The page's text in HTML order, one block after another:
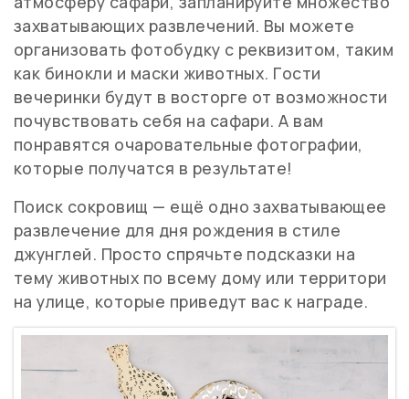
захватывающих развлечений. Вы можете
организовать фотобудку с реквизитом, таким
как бинокли и маски животных. Гости
вечеринки будут в восторге от возможности
почувствовать себя на сафари. А вам
понравятся очаровательные фотографии,
которые получатся в результате!
Поиск сокровищ — ещё одно захватывающее
развлечение для дня рождения в стиле
джунглей. Просто спрячьте подсказки на
тему животных по всему дому или территори
на улице, которые приведут вас к награде.